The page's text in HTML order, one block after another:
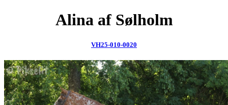
Alina af Sølholm
VH25-010-0020